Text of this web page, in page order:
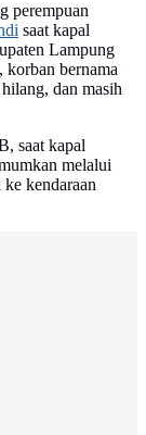
perempuan
saat kapal
Lampung
bernama
dan masih
saat kapal
melalui
ke kendaraan